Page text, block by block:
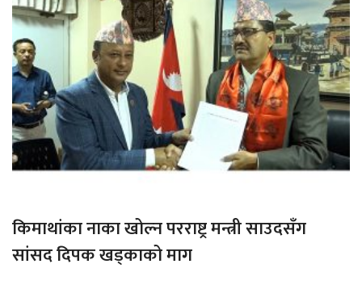
किमाथांका नाका खोल्न परराष्ट्र मन्त्री साउदसँग
सांसद दिपक खड्काको माग